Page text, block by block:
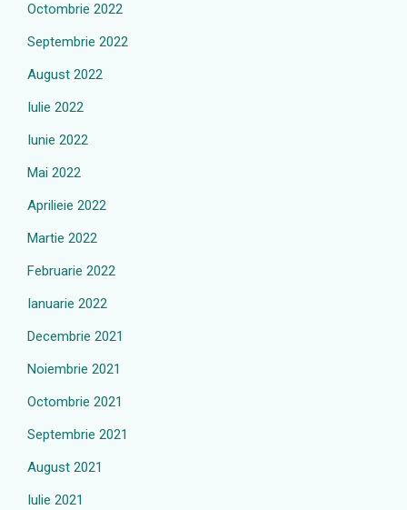
Octombrie 2022
Septembrie 2022
August 2022
Iulie 2022
Iunie 2022
Mai 2022
Aprilieie 2022
Martie 2022
Februarie 2022
Ianuarie 2022
Decembrie 2021
Noiembrie 2021
Octombrie 2021
Septembrie 2021
August 2021
Iulie 2021